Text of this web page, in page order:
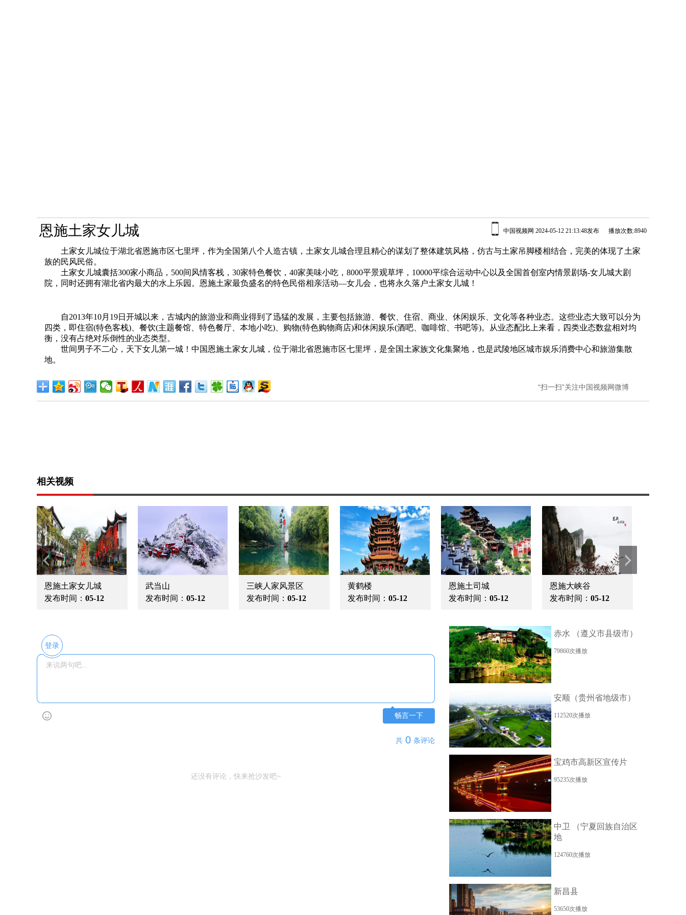
恩施土家女儿城 中国视频网 2024-05-12 21:13:48发布 播放次数:8940
土家女儿城位于湖北省恩施市区七里坪，作为全国第八个人造古镇，土家女儿城合理且精心的谋划了整体建筑风格，仿古与土家吊脚楼相结合，完美的体现了土家
族的民风民俗。
土家女儿城囊括300家小商品，500间风情客栈，30家特色餐饮，40家美味小吃，8000平景观草坪，10000平综合运动中心以及全国首创室内情景剧场-女儿城大剧
院，同时还拥有湖北省内最大的水上乐园。恩施土家最负盛名的特色民俗相亲活动—女儿会，也将永久落户土家女儿城！
自2013年10月19日开城以来，古城内的旅游业和商业得到了迅猛的发展，主要包括旅游、餐饮、住宿、商业、休闲娱乐、文化等各种业态。这些业态大致可以分为
四类，即住宿(特色客栈)、餐饮(主题餐馆、特色餐厅、本地小吃)、购物(特色购物商店)和休闲娱乐(酒吧、咖啡馆、书吧等)。从业态配比上来看，四类业态数盆相对均
衡，没有占绝对乐倒性的业态类型。
世间男子不二心，天下女儿第一城！中国恩施土家女儿城，位于湖北省恩施市区七里坪，是全国土家族文化集聚地，也是武陵地区城市娱乐消费中心和旅游集散
地。
“扫一扫”关注中国视频网微博
相关视频
恩施土家女儿城
发布时间： 05-12
武当山
发布时间： 05-12
三峡人家风景区
发布时间： 05-12
黄鹤楼
发布时间： 05-12
恩施土司城
发布时间： 05-12
恩施大峡谷
发布时间： 05-12
登录
畅言一下
共 0 条评论
还没有评论，快来抢沙发吧~
赤水 （遵义市县级市）
79860次播放
安顺（贵州省地级市）
112520次播放
宝鸡市高新区宣传片
95235次播放
中卫 （宁夏回族自治区
地
124760次播放
新昌县
53650次播放